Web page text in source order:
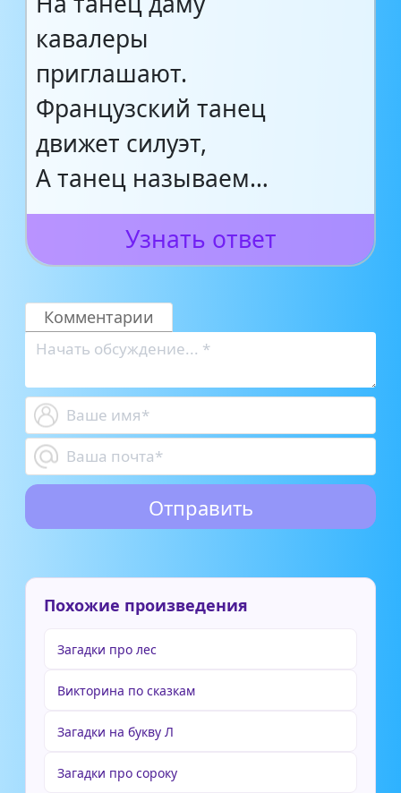
кавалеры
приглашают.
Французский танец
движет силуэт,
А танец называем…
Узнать ответ
Комментарии
Похожие произведения
Загадки про лес
Викторина по сказкам
Загадки на букву Л
Загадки про сороку